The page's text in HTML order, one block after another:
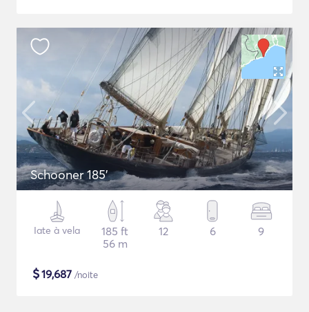
Schooner 185'
Iate à vela
185 ft
56 m
12 6 9
$19,687 /noite